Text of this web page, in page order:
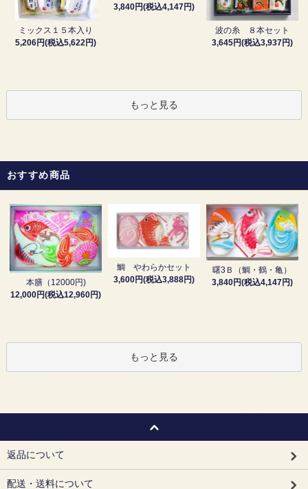
ミックス１５本入り
5,206円(税込5,622円)
3,840円(税込4,147円)
波の糸 ８本セット
3,645円(税込3,937円)
もっと見る
おすすめ商品
本膳（12000円)
12,000円(税込12,960円)
鯛 やわらかセット
3,600円(税込3,888円)
曙3Ｂ（鯛・鶴・亀）
3,840円(税込4,147円)
もっと見る
返品について
配送・送料について